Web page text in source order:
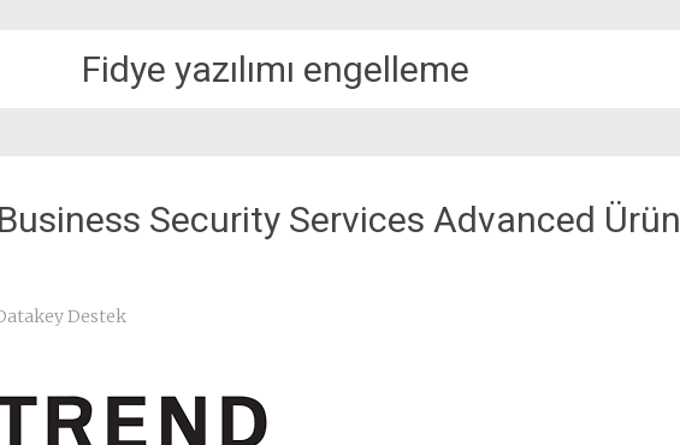
Fidye yazılımı engelleme
Security Services Advanced Ürün
Destek